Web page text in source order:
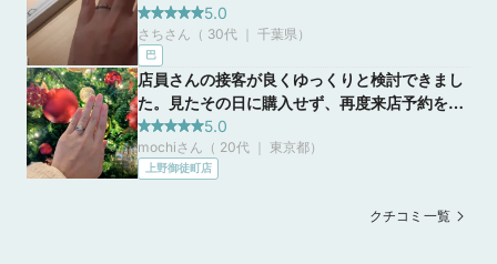
すめです。 ショップでは、沢山種類があり迷っ
てしまう方にはおすすめできます! 店内がTHE
和というのがいいです!
5.0
さちさん（ 30代 ｜ 千葉県 ）
巴
店員さんの接客が良くゆっくりと検討できまし
た。見たその日に購入せず、再度来店予約をし
て伺いましたが、その際に美味しいお茶菓子と
お茶を出していただき、和を感じながら指輪を
購入できたのがコンセプトにもあっていて良
5.0
mochiさん（ 20代 ｜ 東京都）
上野御徒町店
クチコミ一覧